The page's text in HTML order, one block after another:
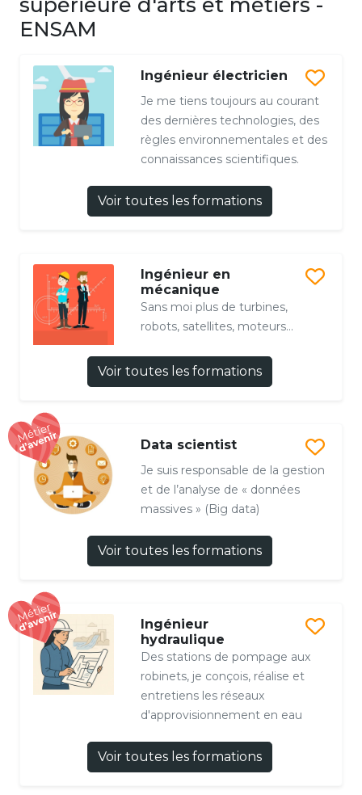
supérieure d'arts et métiers -
ENSAM
Ingénieur électricien
Je me tiens toujours au courant
des dernières technologies, des
règles environnementales et des
connaissances scientifiques.
Voir toutes les formations
Ingénieur en
mécanique
Sans moi plus de turbines,
robots, satellites, moteurs...
Voir toutes les formations
Data scientist
Je suis responsable de la gestion
et de l’analyse de « données
massives » (Big data)
Voir toutes les formations
Ingénieur
hydraulique
Des stations de pompage aux
robinets, je conçois, réalise et
entretiens les réseaux
d'approvisionnement en eau
Voir toutes les formations